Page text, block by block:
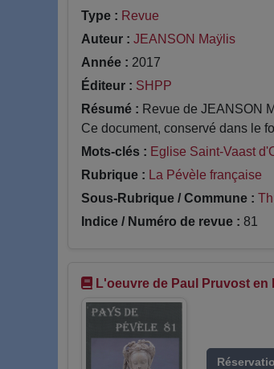
Type : Revue
Auteur : JEANSON Maÿlis
Année : 2017
Éditeur : SHPP
Résumé : Revue de JEANSON
Ce document, conservé dans le
Mots-clés : Eglise Saint-Vaast
Rubrique : La Pévèle française
Sous-Rubrique / Commune :
Indice / Numéro de revue : 81
L'oeuvre de Paul Pruvost